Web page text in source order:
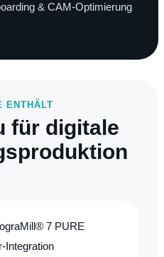
& CAM-Optimierung
ENTHÄLT
für digitale
7 PURE
Integration